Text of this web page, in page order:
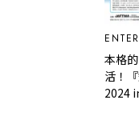
本格
活！
2024